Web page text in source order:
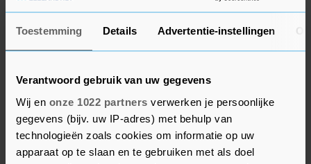
Toestemming Details Advertentie-instellingen
Verantwoord gebruik van uw gegevens
Wij en onze 1022 partners verwerken je persoonlijke
gegevens (bijv. uw IP-adres) met behulp van
technologieën zoals cookies om informatie op uw
apparaat op te slaan en te gebruiken met als doel
Kredietbeoordelaar Standard & Poor's (S&P) is
daardoor ook positiever geworden over de Turkse
economie. S&P heeft het vooruitzicht (outlook)
voor de Turkse kredietwaardigheid verhoogd van
negatief naar stabiel, wat betekent dat er
voorlopige geen afwaardering van de rating zal
komen.